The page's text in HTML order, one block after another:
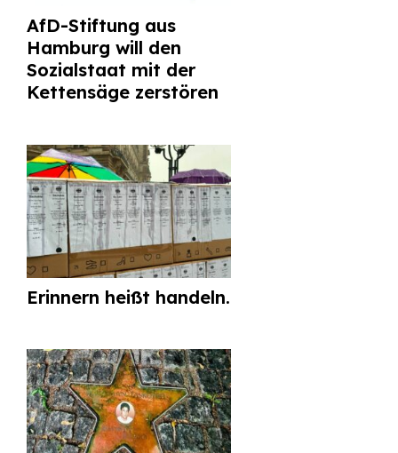
AfD-Stiftung aus
Hamburg will den
Sozialstaat mit der
Kettensäge zerstören
Erinnern heißt handeln.